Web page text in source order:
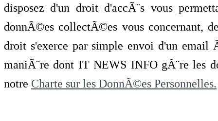
disposez d'un droit d'accÃ¨s vous
donnÃ©es collectÃ©es vous concernant,
droit s'exerce par simple envoi d'un
maniÃ¨re dont IT NEWS INFO gÃ¨re les
notre Charte sur les DonnÃ©es Personnelles.